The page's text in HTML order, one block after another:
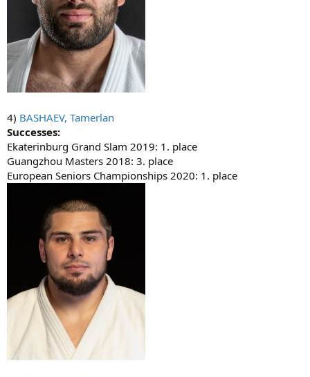
4) BASHAEV, Tamerlan
Successes:
Ekaterinburg Grand Slam 2019: 1. place
Guangzhou Masters 2018: 3. place
European Seniors Championships 2020: 1. place